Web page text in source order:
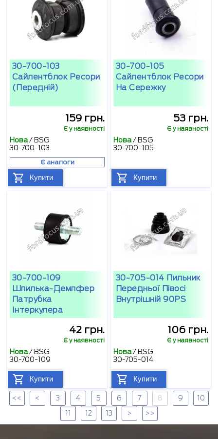
30-700-103
Сайлентблок Ресори
(передній)
159 грн.
Є у наявності
Нова/ BSG
30-700-103
Є аналоги
Купити
30-700-105
Сайлентблок Ресори
На Сережку
53 грн.
Є у наявності
Нова/ BSG
30-700-105
Купити
30-700-109
Шпилька-Демпфер
Патрубка
Інтеркулера
42 грн.
Є у наявності
Нова/ BSG
30-700-109
Купити
30-705-014 Пильник
Передньої Півосі
Внутрішній 90PS
106 грн.
Є у наявності
Нова/ BSG
30-705-014
Купити
<< < 3 4 5 6 7 8 9
10
11
12 13 > >>